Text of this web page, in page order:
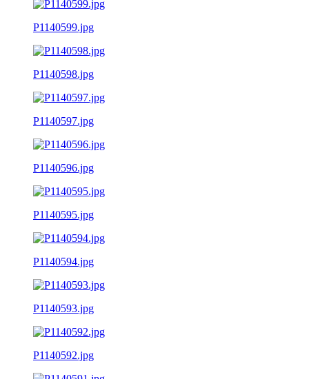
P1140599.jpg
P1140598.jpg
P1140597.jpg
P1140596.jpg
P1140595.jpg
P1140594.jpg
P1140593.jpg
P1140592.jpg